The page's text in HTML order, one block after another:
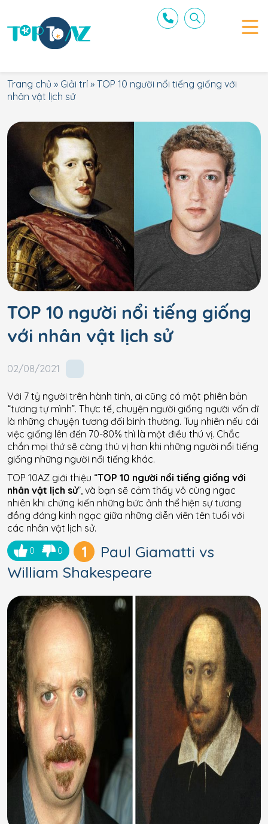
Trang chủ » Giải trí » TOP 10 người nổi tiếng giống với
nhân vật lịch sử
TOP 10 người nổi tiếng giống
với nhân vật lịch sử
02/08/2021
Với 7 tỷ người trên hành tinh, ai cũng có một phiên bản
“tương tự mình”. Thực tế, chuyện người giống người vốn dĩ
là những chuyện tương đối bình thường. Tuy nhiên nếu cái
việc giống lên đến 70-80% thì là một điều thú vị. Chắc
chắn mọi thứ sẽ càng thú vị hơn khi những người nổi tiếng
giống những người nổi tiếng khác.
TOP 10AZ giới thiệu “TOP 10 người nổi tiếng giống với
nhân vật lịch sử”, và bạn sẽ cảm thấy vô cùng ngạc
nhiên khi chứng kiến những bức ảnh thể hiện sự tương
đồng đáng kinh ngạc giữa những diễn viên tên tuổi với
các nhân vật lịch sử.
0 0 1
Paul Giamatti vs
William Shakespeare